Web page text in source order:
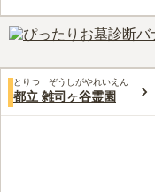
屋内にあるので
りすることがで
して利用するこ
れている優しい
いて清掃が行き
この霊園はまだ誰からも評
とりつ ぞうしがやれいえん
都立 雑司ヶ谷霊園